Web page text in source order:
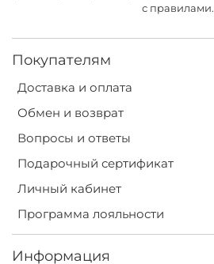
Покупателям
Доставка и оплата
Обмен и возврат
Вопросы и ответы
Подарочный сертификат
Личный кабинет
Программа лояльности
Информация
с правилами.